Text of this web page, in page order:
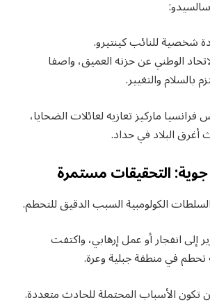
سالسيدو:
شخصية للنائب كينتيرو.
الوطني عن حزنه العميق، واصفا
بالسلام والتغيير.
ماركيز تعازيه لعائلات الضحايا،
أغرق البلاد في حداد.
التحقيقات مستمرة
الكولومبية السبب الدقيق للتحطم.
إلى انفجار أو عمل إرهابي، واكتفت
في منطقة جبلية وعرة.
تكون الأسباب المحتملة للحادث متعددة.